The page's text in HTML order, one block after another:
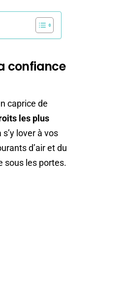
confiance
caprice de
les plus
s’y lover à vos
d’air et du
sous les portes.